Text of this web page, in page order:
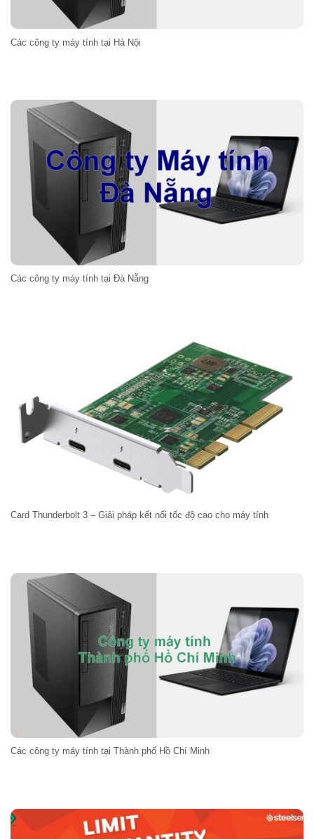
Các công ty máy tính tại Hà Nội
Các công ty máy tính tại Đà Nẵng
Card Thunderbolt 3 – Giải pháp kết nối tốc độ cao cho máy tính
Các công ty máy tính tại Thành phố Hồ Chí Minh